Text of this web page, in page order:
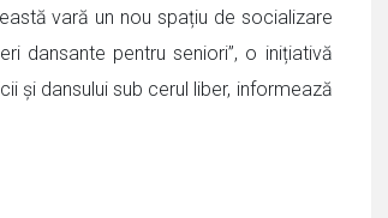
vară un nou spațiu de socializare
dansante pentru seniori”, o inițiativă
și dansului sub cerul liber, informează